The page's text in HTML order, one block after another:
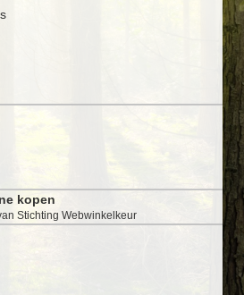
kopen
Stichting Webwinkelkeur